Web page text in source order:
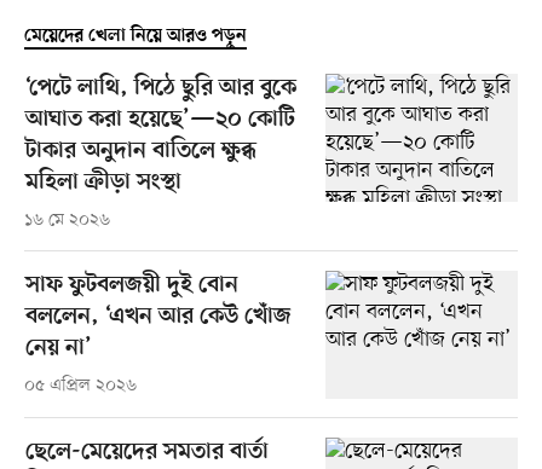
মেয়েদের খেলা নিয়ে আরও পড়ুন
‘পেটে লাথি, পিঠে ছুরি আর বুকে
আঘাত করা হয়েছে’—২০ কোটি
টাকার অনুদান বাতিলে ক্ষুব্ধ
মহিলা ক্রীড়া সংস্থা
১৬ মে ২০২৬
সাফ ফুটবলজয়ী দুই বোন
বললেন, ‘এখন আর কেউ খোঁজ
নেয় না’
০৫ এপ্রিল ২০২৬
ছেলে-মেয়েদের সমতার বার্তা